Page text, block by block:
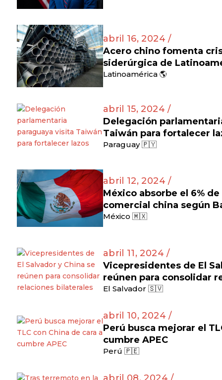
abril 16, 2024 /
Acero chino fomenta
siderúrgica de
Latinoamérica 🌎
abril 15, 2024 /
Delegación
Taiwán para fortalecer
Paraguay 🇵🇾
abril 12, 2024 /
México absorbe el 6%
comercial china según
México 🇲🇽
abril 11, 2024 /
Vicepresidentes de El
reúnen para consolidar
El Salvador 🇸🇻
abril 10, 2024 /
Perú busca mejorar el
cumbre APEC
Perú 🇵🇪